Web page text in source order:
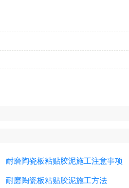
耐磨陶瓷板粘贴胶泥施工注意事项
耐磨陶瓷板粘贴胶泥施工方法